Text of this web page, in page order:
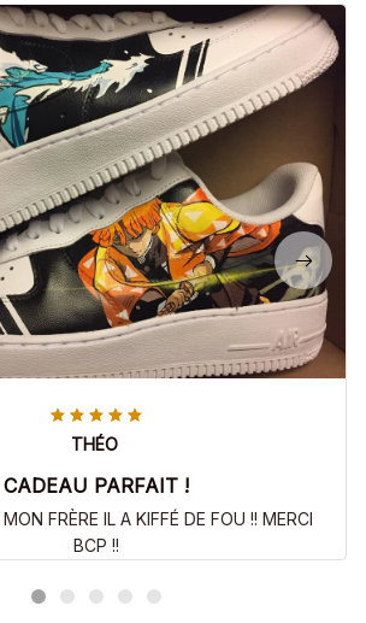
THÉO
CADEAU PARFAIT !
FRÈRE IL A KIFFÉ DE FOU !! MERCI
BCP !!